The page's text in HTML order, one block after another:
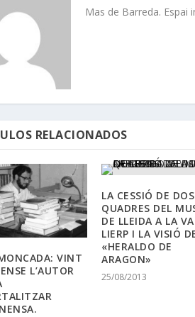
Mas de Barreda. Espai
RELACIONADOS
VINT
L’AUTOR
LA CESSIÓ DE DOS
QUADRES DEL
DE LLEIDA A LA
LIERP I LA VISIÓ
«HERALDO DE
ARAGON»
25/08/2013